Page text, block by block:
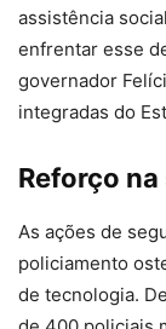
assistência
enfrentar esse
governador
integradas do
Reforço
As ações de
policiamento
de tecnologia.